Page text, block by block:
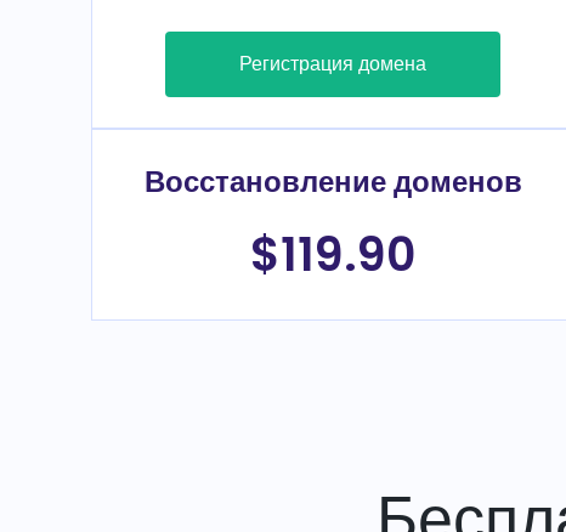
Регистрация домена
Восстановление доменов
$119.90